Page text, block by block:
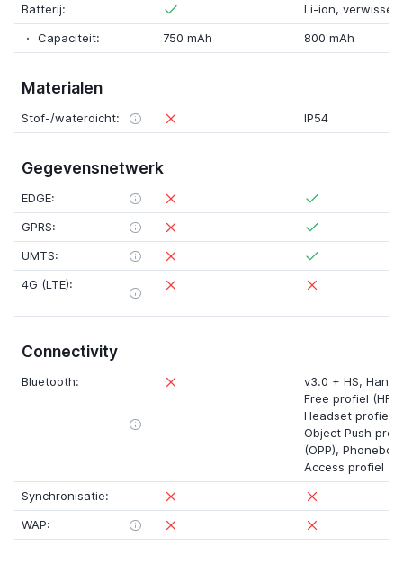
Batterij: Li-ion,
Capaciteit:
750 mAh 800 mAh
Materialen
Stof-/waterdicht: IP54
Gegevensnetwerk
EDGE:
GPRS:
UMTS:
4G (LTE):
Connectivity
Bluetooth: v3.0 + HS,
Free profiel
Headset profiel
Object Push
(OPP),
Access profiel
Synchronisatie:
WAP: